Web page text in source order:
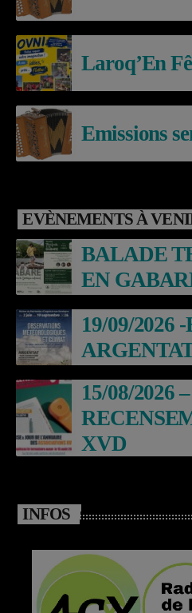
Laroq’En
Emissions
EVÈNEMENTS À
BALADE
EN
19/09/2026
15/08/2026 –
XVD
INFOS